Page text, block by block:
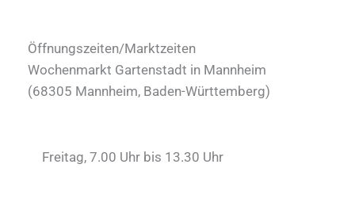
Öffnungszeiten/Marktzeiten
Wochenmarkt Gartenstadt in Mannheim
(68305 Mannheim, Baden-Württemberg)
Freitag, 7.00 Uhr bis 13.30 Uhr